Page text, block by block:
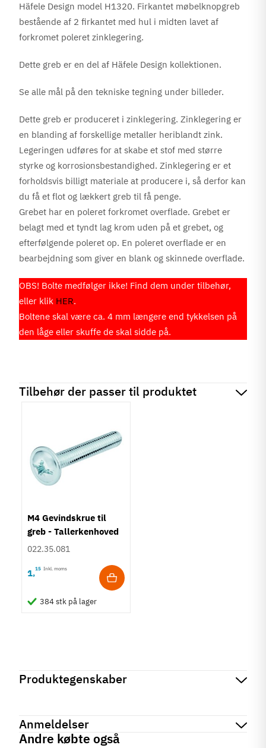
Häfele Design model H1320. Firkantet møbelknopgreb
bestående af 2 firkantet med hul i midten lavet af
forkromet poleret zinklegering.
Dette greb er en del af Häfele Design kollektionen.
Se alle mål på den tekniske tegning under billeder.
Dette greb er produceret i zinklegering. Zinklegering er
en blanding af forskellige metaller heriblandt zink.
Legeringen udføres for at skabe et stof med større
styrke og korrosionsbestandighed. Zinklegering er et
forholdsvis billigt materiale at producere i, så derfor kan
du få et flot og lækkert greb til få penge.
Grebet har en poleret forkromet overflade. Grebet er
belagt med et tyndt lag krom uden på et grebet, og
efterfølgende poleret op. En poleret overflade er en
bearbejdning som giver en blank og skinnede overflade.
OBS! Bolte medfølger ikke! Find dem under tilbehør,
eller klik HER.
Boltene skal være ca. 4 mm længere end tykkelsen på
den låge eller skuffe de skal sidde på.
Tilbehør der passer til produktet
M4 Gevindskrue til
greb - Tallerkenhoved
- Krydskærv
022.35.081
1,15 Inkl. moms
384 stk på lager
Produktegenskaber
Produktinformation
Anmeldelser
Andre købte også